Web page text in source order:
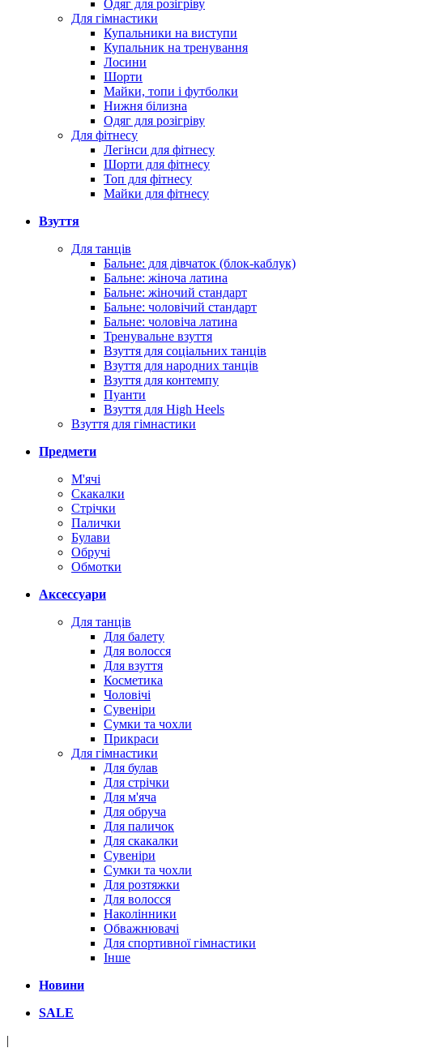
Одяг для розігріву
Для гімнастики
Купальники на виступи
Купальник на тренування
Лосини
Шорти
Майки, топи і футболки
Нижня білизна
Одяг для розігріву
Для фітнесу
Легінси для фітнесу
Шорти для фітнесу
Топ для фітнесу
Майки для фітнесу
Взуття
Для танців
Бальне: для дівчаток (блок-каблук)
Бальне: жіноча латина
Бальне: жіночий стандарт
Бальне: чоловічий стандарт
Бальне: чоловіча латина
Тренувальне взуття
Взуття для соціальних танців
Взуття для народних танців
Взуття для контемпу
Пуанти
Взуття для High Heels
Взуття для гімнастики
Предмети
М'ячі
Скакалки
Стрічки
Палички
Булави
Обручі
Обмотки
Аксессуари
Для танців
Для балету
Для волосся
Для взуття
Косметика
Чоловічі
Сувеніри
Сумки та чохли
Прикраси
Для гімнастики
Для булав
Для стрічки
Для м'яча
Для обруча
Для паличок
Для скакалки
Сувеніри
Сумки та чохли
Для розтяжки
Для волосся
Наколінники
Обважнювачі
Для спортивної гімнастики
Інше
Новини
SALE
|